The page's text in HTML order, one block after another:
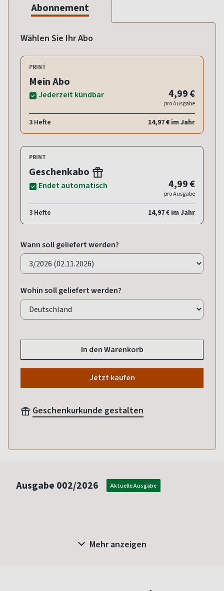
Abonnement
Wählen Sie Ihr Abo
PRINT
Mein Abo
Jederzeit kündbar 4,99 €
pro Ausgabe
3 Hefte 14,97 € im Jahr
PRINT
Geschenkabo
Endet automatisch 4,99 €
pro Ausgabe
3 Hefte 14,97 € im Jahr
Wann soll geliefert werden?
Wohin soll geliefert werden?
In den Warenkorb
Jetzt kaufen
Geschenkurkunde gestalten
Ausgabe 002/2026 Aktuelle Ausgabe
Mehr anzeigen